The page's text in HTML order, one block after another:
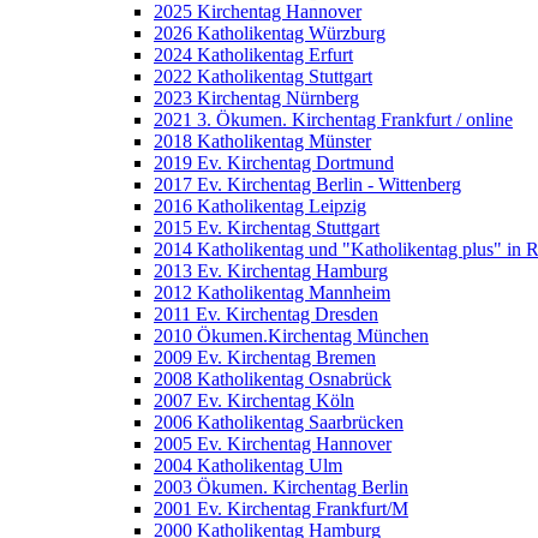
2025 Kirchentag Hannover
2026 Katholikentag Würzburg
2024 Katholikentag Erfurt
2022 Katholikentag Stuttgart
2023 Kirchentag Nürnberg
2021 3. Ökumen. Kirchentag Frankfurt / online
2018 Katholikentag Münster
2019 Ev. Kirchentag Dortmund
2017 Ev. Kirchentag Berlin - Wittenberg
2016 Katholikentag Leipzig
2015 Ev. Kirchentag Stuttgart
2014 Katholikentag und "Katholikentag plus" in
2013 Ev. Kirchentag Hamburg
2012 Katholikentag Mannheim
2011 Ev. Kirchentag Dresden
2010 Ökumen.Kirchentag München
2009 Ev. Kirchentag Bremen
2008 Katholikentag Osnabrück
2007 Ev. Kirchentag Köln
2006 Katholikentag Saarbrücken
2005 Ev. Kirchentag Hannover
2004 Katholikentag Ulm
2003 Ökumen. Kirchentag Berlin
2001 Ev. Kirchentag Frankfurt/M
2000 Katholikentag Hamburg